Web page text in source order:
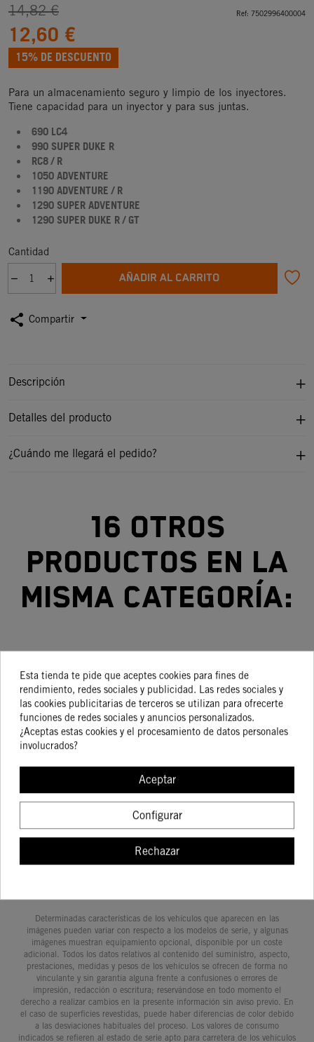
14,82 €
12,60 €
15% DE DESCUENTO
Ref: 7502996400004
Para un almacenamiento seguro y limpio de los inyectores.
Tiene capacidad para un inyector y para sus juntas.
690 LC4
990 SUPER DUKE R
RC8 / R
1050 ADVENTURE
1190 ADVENTURE / R
1290 SUPER ADVENTURE
1290 SUPER DUKE R / GT
Cantidad
AÑADIR AL CARRITO
share Compartir
Descripción
Detalles del producto
¿Cuándo me llegará el pedido?
16 otros
productos en la
misma categoría:
DE
BY KTM
599,07 €
539,16 €
oferta!
-15%
BLOQUEO
ANTIRROTACION,
BLOQUEO DEL
45,92 €
COMPRAR
LLAVE PARA
BUJÍAS CON
ARTICULACIÓN
96,87 €
BOLSA
INTERIOR
KTM PARA
STREET,
ADVENTURE
29,95 €
Determinadas características de los vehículos que aparecen en las
imágenes pueden variar con respecto a los modelos de serie, y algunas
imágenes muestran equipamiento opcional, disponible por un coste
adicional. Todos los datos relativos al contenido del suministro, aspecto,
prestaciones, medidas y pesos de los vehículos se ofrecen de forma no
vinculante y sin garantía alguna frente a confusiones o errores de
impresión, redacción o escritura; reservándose en todo momento el
derecho a realizar cambios en la presente información sin aviso previo. En
el caso de superficies revestidas, puede haber diferencias de color debido
a las desviaciones habituales del proceso. Los valores de consumo
indicados se refieren al estado de serie apto para carretera de los vehículos
Esta tienda te pide que aceptes cookies para fines de
rendimiento, redes sociales y publicidad. Las redes sociales y
las cookies publicitarias de terceros se utilizan para ofrecerte
funciones de redes sociales y anuncios personalizados.
¿Aceptas estas cookies y el procesamiento de datos personales
involucrados?
Aceptar
Configurar
Rechazar